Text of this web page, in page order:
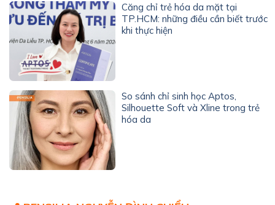
Căng chỉ trẻ hóa da mặt tại
TP.HCM: những điều cần biết trước
khi thực hiện
So sánh chỉ sinh học Aptos,
Silhouette Soft và Xline trong trẻ
hóa da